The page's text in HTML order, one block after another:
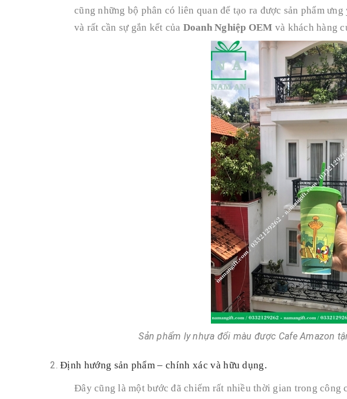
cũng những bộ phân có liên quan để tạo ra được sản phẩm
và rất cần sự gắn kết của Doanh Nghiệp OEM và khách hàng
Sản phẩm ly nhựa đổi màu được Cafe Amazon
Định hướng sản phẩm – chính xác và hữu dụng.
Đây cũng là một bước đã chiếm rất nhiều thời gian trong công